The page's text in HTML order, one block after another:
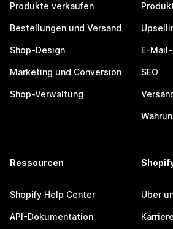
Produkte verkaufen
Bestellungen und Versand
Shop-Design
Marketing und Conversion
Shop-Verwaltung
E-
SEO
Ressourcen
Shopify Help Center
API-Dokumentation
Über
Karriere